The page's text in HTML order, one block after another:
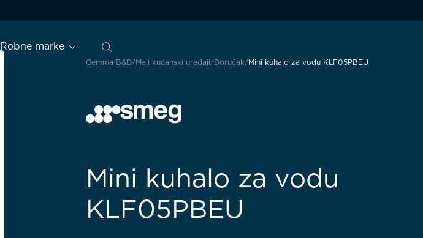
Robne marke
Gemma B&D Mali kućanski uređaji Doručak Mini kuhalo za vodu KLF05PBEU
Mini kuhalo za vodu
KLF05PBEU